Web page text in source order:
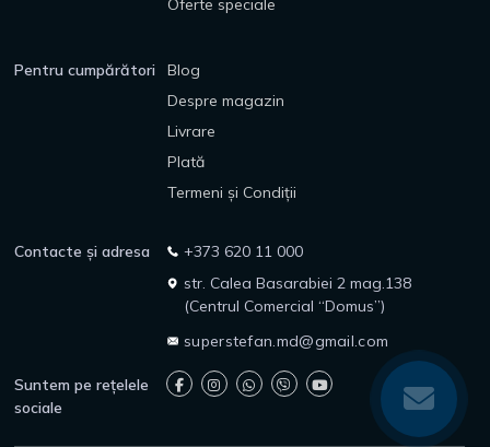
Oferte speciale
Pentru cumpărători
Blog
Despre magazin
Livrare
Plată
Termeni și Condiții
Contacte și adresa
+373 620 11 000
str. Calea Basarabiei 2 mag.138
(Centrul Comercial “Domus”)
superstefan.md@gmail.com
Suntem pe rețelele
sociale